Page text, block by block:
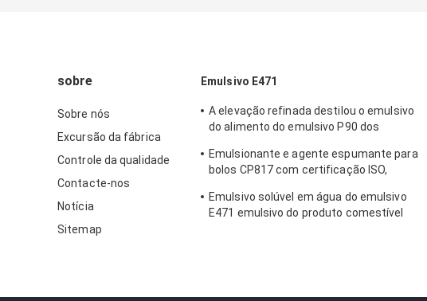
sobre
Sobre nós
Excursão da fábrica
Controle da qualidade
Contacte-nos
Notícia
Sitemap
Emulsivo E471
A elevação refinada destilou o emulsivo
do alimento do emulsivo P90 dos
Emulsionante e agente espumante para
bolos CP817 com certificação ISO,
de 1 ano
Emulsivo solúvel em água do emulsivo
E471 emulsivo do produto comestível